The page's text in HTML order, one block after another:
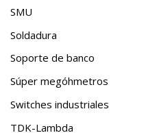
SMU
Soldadura
Soporte de banco
Súper megóhmetros
Switches industriales
TDK-Lambda